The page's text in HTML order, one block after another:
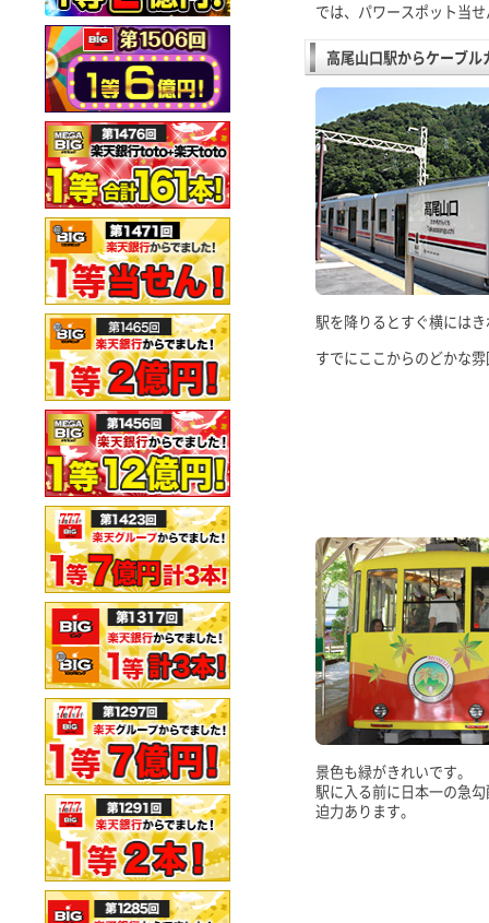
では、パワースポット当
高尾山口駅からケーブル
駅を降りるとすぐ横には
すでにここからのどかな
景色も緑がきれいです。
駅に入る前に日本一の急
迫力あります。